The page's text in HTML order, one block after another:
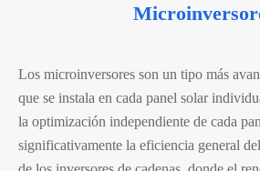
Los microinversores son un tipo más
que se instala en cada panel solar
la optimización independiente de cada
significativamente la eficiencia general